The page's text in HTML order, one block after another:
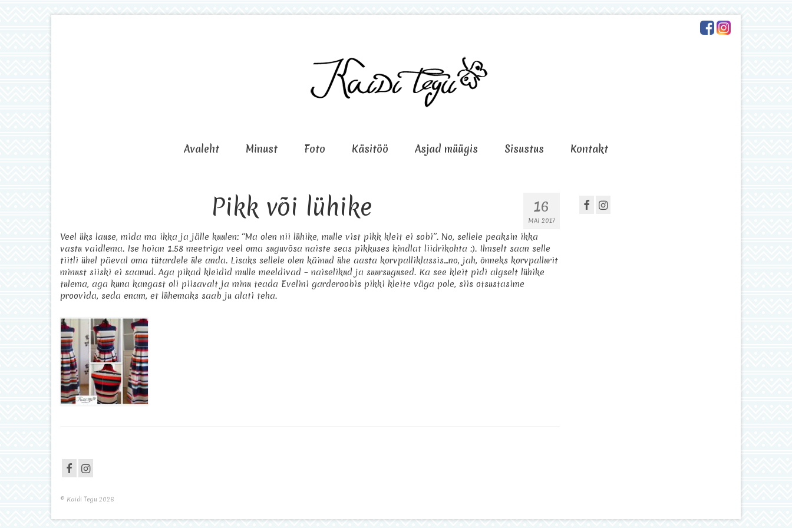
Avaleht Minust Foto Käsitöö Asjad müügis Sisustus Kontakt
16
MAI 2017
Pikk või lühike
Veel üks lause, mida ma ikka ja jälle kuulen: “Ma olen nii lühike, mulle vist pikk kleit ei sobi”. No, sellele peaksin ikka
vastu vaidlema. Ise hoian 1.58 meetriga veel oma suguvõsa naiste seas pikkuses kindlat liidrikohta :). Ilmselt saan selle
tiitli ühel päeval oma tütardele üle anda. Lisaks sellele olen käinud ühe aasta korvpalliklassis…no, jah, õnneks korvpallurit
minust siiski ei saanud. Aga pikad kleidid mulle meeldivad – naiselikud ja suursugused. Ka see kleit pidi algselt lühike
tulema, aga kuna kangast oli piisavalt ja minu teada Evelini garderoobis pikki kleite väga pole, siis otsustasime
proovida, seda enam, et lühemaks saab ju alati teha.
© Kaidi Tegu 2026